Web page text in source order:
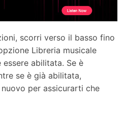
scorri verso il basso fino
Libreria musicale
abilitata. Se è
se è già abilitata,
per assicurarti che